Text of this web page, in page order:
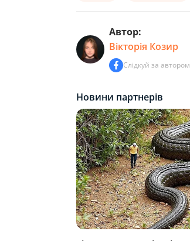
Автор:
Вікторія Козир
Слідкуй за автором